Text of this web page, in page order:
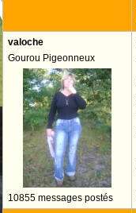
valoche
Gourou Pigeonneux
10855 messages postés